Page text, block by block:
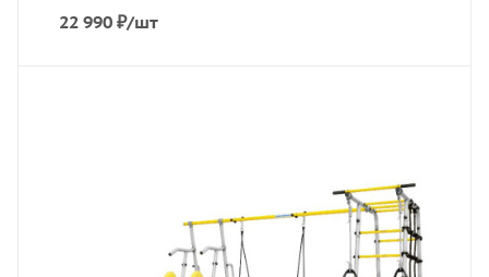
22 990 ₽/шт